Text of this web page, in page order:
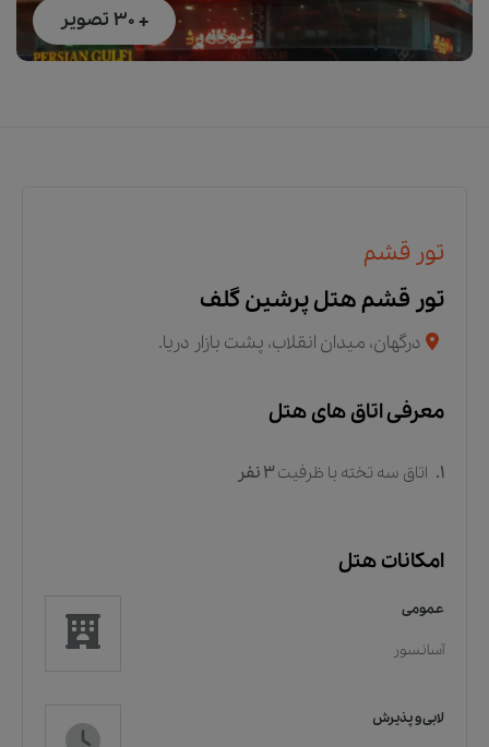
+ 30 تصویر
تور قشم
تور قشم هتل پرشین گلف
درگهان، میدان انقلاب، پشت بازار دریا.
معرفی اتاق های هتل
1. اتاق سه تخته با ظرفیت 3 نفر
امکانات هتل
عمومی
آسانسور
لابی و پذیرش